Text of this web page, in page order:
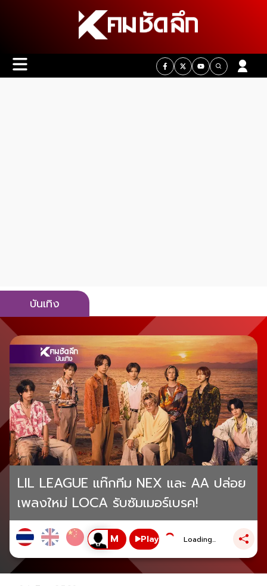
บันเทิง
LIL LEAGUE แท๊กทีม NEX และ AA ปล่อย
เพลงใหม่ LOCA รับซัมเมอร์เบรค!
Play Loading...